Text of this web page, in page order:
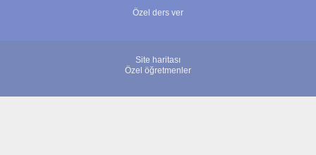
Özel ders ver
Site haritası
Özel öğretmenler